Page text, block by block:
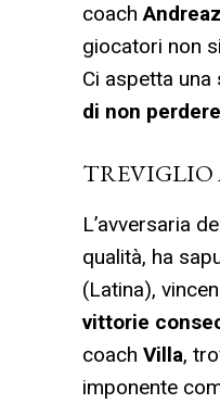
coach
giocatori non
Ci aspetta una
di non
TREVIGLIO
L’avversaria
qualità, ha
(Latina),
vittorie
coach Villa,
imponente